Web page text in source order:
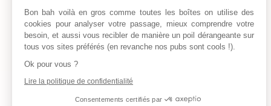
Bon bah voilà en gros comme toutes les boîtes on utilise des
cookies pour analyser votre passage, mieux comprendre votre
besoin, et aussi vous recibler de manière un poil dérangeante sur
tous vos sites préférés (en revanche nos pubs sont cools !).
Ok pour vous ?
Lire la politique de confidentialité
Consentements certifiés par